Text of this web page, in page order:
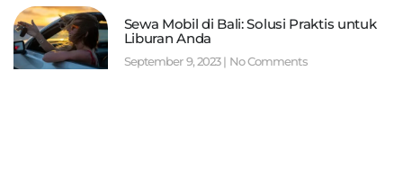
Sewa Mobil di Bali: Solusi Praktis untuk
Liburan Anda
September 9, 2023 No Comments